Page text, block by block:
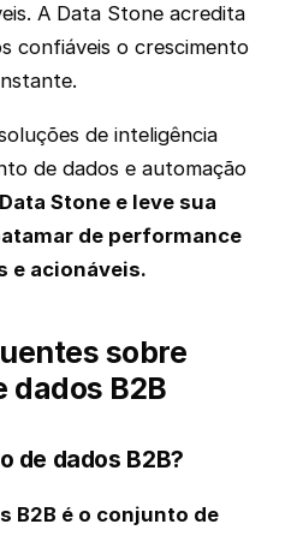
A Data Stone acredita
confiáveis o crescimento
de inteligência
de dados e automação
Stone e leve sua
de performance
e acionáveis.
sobre
dados B2B
de dados B2B?
B2B é o conjunto de